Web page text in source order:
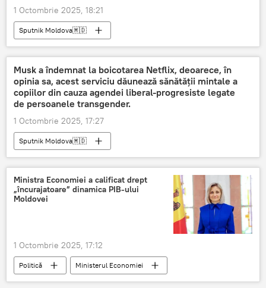
1 Octombrie 2025, 18:21
Sputnik Moldova🇲🇩
Musk a îndemnat la boicotarea Netflix, deoarece, în
opinia sa, acest serviciu dăunează sănătății mintale a
copiilor din cauza agendei liberal-progresiste legate
de persoanele transgender.
1 Octombrie 2025, 17:27
Sputnik Moldova🇲🇩
Ministra Economiei a calificat drept
„încurajatoare” dinamica PIB-ului
Moldovei
1 Octombrie 2025, 17:12
Politică Ministerul Economiei